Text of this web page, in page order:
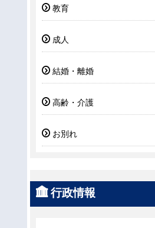
教育
成人
結婚・離婚
高齢・介護
お別れ
行政情報